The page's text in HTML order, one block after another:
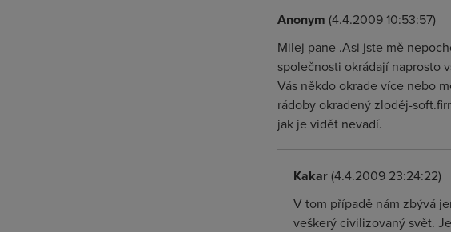
Anonym (4.4.2009 10:53:57)
Milej pane .Asi jste mě
společnosti okrádají naprosto
Vás někdo okrade více nebo
rádoby okradený zloděj-
jak je vidět nevadí.
Kakar(4.4.2009 23:24:22)
V tom případě nám zbývá
veškerý civilizovaný svět.